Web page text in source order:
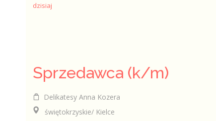
dzisiaj
Sprzedawca (k/m)
Delikatesy Anna Kozera
świętokrzyskie/ Kielce